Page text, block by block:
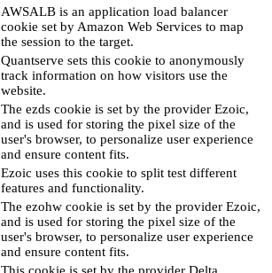
AWSALB is an application load balancer
cookie set by Amazon Web Services to map
the session to the target.
Quantserve sets this cookie to anonymously
track information on how visitors use the
website.
The ezds cookie is set by the provider Ezoic,
and is used for storing the pixel size of the
user's browser, to personalize user experience
and ensure content fits.
Ezoic uses this cookie to split test different
features and functionality.
The ezohw cookie is set by the provider Ezoic,
and is used for storing the pixel size of the
user's browser, to personalize user experience
and ensure content fits.
This cookie is set by the provider Delta